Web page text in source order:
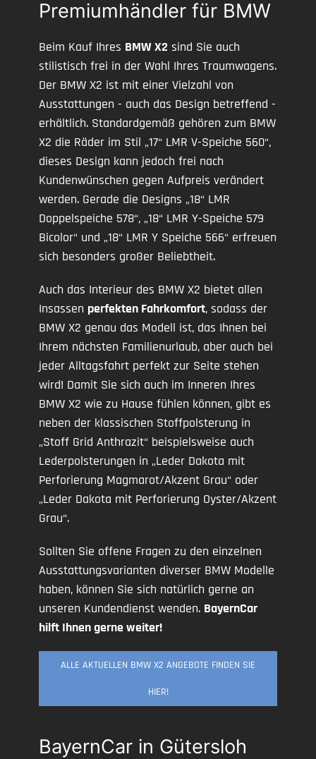
Premiumhändler für BMW
Beim Kauf Ihres BMW X2 sind Sie auch
stilistisch frei in der Wahl Ihres Traumwagens.
Der BMW X2 ist mit einer Vielzahl von
Ausstattungen - auch das Design betreffend -
erhältlich. Standardgemäß gehören zum BMW
X2 die Räder im Stil „17“ LMR V-Speiche 560“,
dieses Design kann jedoch frei nach
Kundenwünschen gegen Aufpreis verändert
werden. Gerade die Designs „18“ LMR
Doppelspeiche 578“, „18“ LMR Y-Speiche 579
Bicolor“ und „18“ LMR Y Speiche 566“ erfreuen
sich besonders großer Beliebtheit.
Auch das Interieur des BMW X2 bietet allen
Insassen perfekten Fahrkomfort, sodass der
BMW X2 genau das Modell ist, das Ihnen bei
Ihrem nächsten Familienurlaub, aber auch bei
jeder Alltagsfahrt perfekt zur Seite stehen
wird! Damit Sie sich auch im Inneren Ihres
BMW X2 wie zu Hause fühlen können, gibt es
neben der klassischen Stoffpolsterung in
„Stoff Grid Anthrazit“ beispielsweise auch
Lederpolsterungen in „Leder Dakota mit
Perforierung Magmarot/Akzent Grau“ oder
„Leder Dakota mit Perforierung Oyster/Akzent
Grau“.
Sollten Sie offene Fragen zu den einzelnen
Ausstattungsvarianten diverser BMW Modelle
haben, können Sie sich natürlich gerne an
unseren Kundendienst wenden. BayernCar
hilft Ihnen gerne weiter!
ALLE AKTUELLEN BMW X2 ANGEBOTE FINDEN SIE
HIER!
BayernCar in Gütersloh